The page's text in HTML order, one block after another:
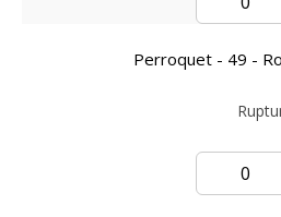
Perroquet - 49 -